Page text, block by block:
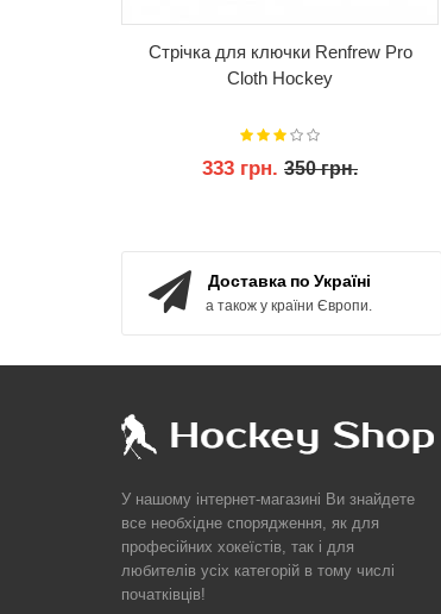
Стрічка для ключки Renfrew Pro
Cloth Hockey
333 грн. 350 грн.
Доставка по Україні
а також у країни Європи.
У нашому інтернет-магазині Ви знайдете
все необхідне спорядження, як для
професійних хокеїстів, так і для
любителів усіх категорій в тому числі
початківців!